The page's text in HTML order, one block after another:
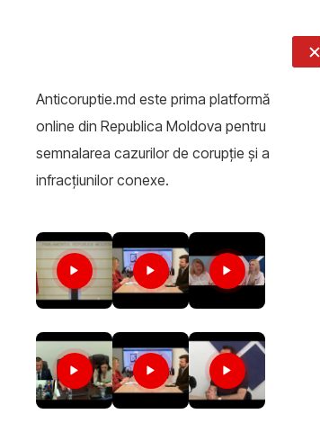
Anticoruptie.md este prima platformă
online din Republica Moldova pentru
semnalarea cazurilor de corupţie şi a
infracţiunilor conexe.